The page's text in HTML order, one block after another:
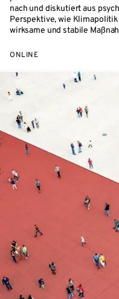
nach und diskutiert aus
Perspektive, wie
wirksame und stabile
ONLINE